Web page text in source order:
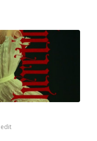
edit